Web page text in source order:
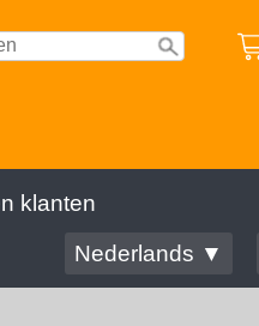
klanten
Nederlands ▼